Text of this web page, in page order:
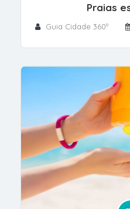
Praias
Guia Cidade 360º